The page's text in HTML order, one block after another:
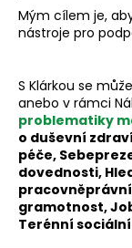
Mým cílem je,
nástroje pro
S Klárkou se
anebo v rámci
problematiky
o duševní
péče,
dovednosti,
gramotnost,
Terénní